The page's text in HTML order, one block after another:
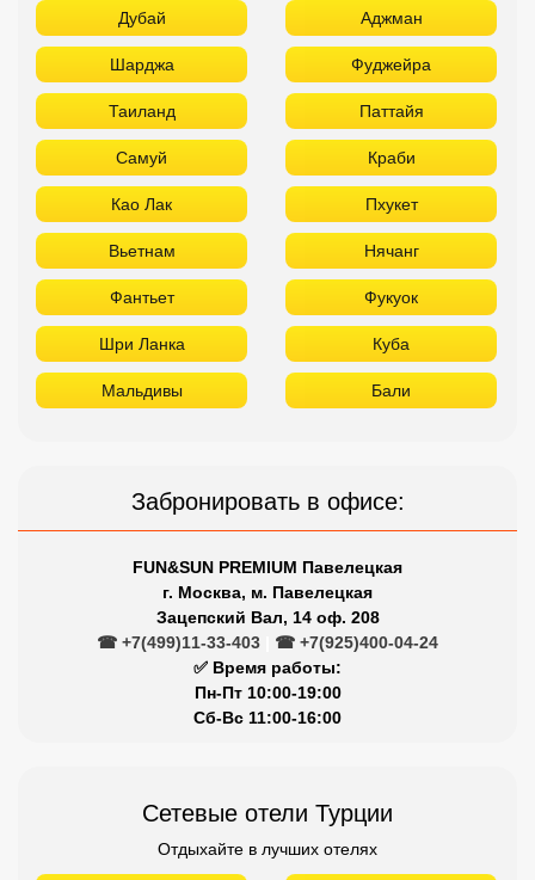
Дубай Аджман
Шарджа Фуджейра
Таиланд Паттайя
Самуй Краби
Као Лак Пхукет
Вьетнам Нячанг
Фантьет Фукуок
Шри Ланка Куба
Мальдивы Бали
Забронировать в офисе:
FUN&SUN PREMIUM Павелецкая
г. Москва, м. Павелецкая
Зацепский Вал, 14 оф. 208
☎ +7(499)11-33-403
☎ +7(925)400-04-24
✅ Время работы:
Пн-Пт 10:00-19:00
Сб-Вс 11:00-16:00
Сетевые отели Турции
Отдыхайте в лучших отелях